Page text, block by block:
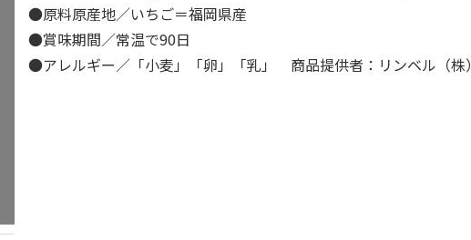
●原料原産地／いちご＝福岡県産
●賞味期間／常温で90日
●アレルギー／「小麦」「卵」「乳」 商品提供者：リンベル（株）